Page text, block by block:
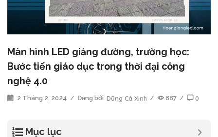
Màn hình LED giảng đường, trường học:
Bước tiến giáo dục trong thời đại công
nghệ 4.0
2 Tháng 2, 2024 / Đăng bởi Dũng Cá Xinh / 887 / 0
Mục lục